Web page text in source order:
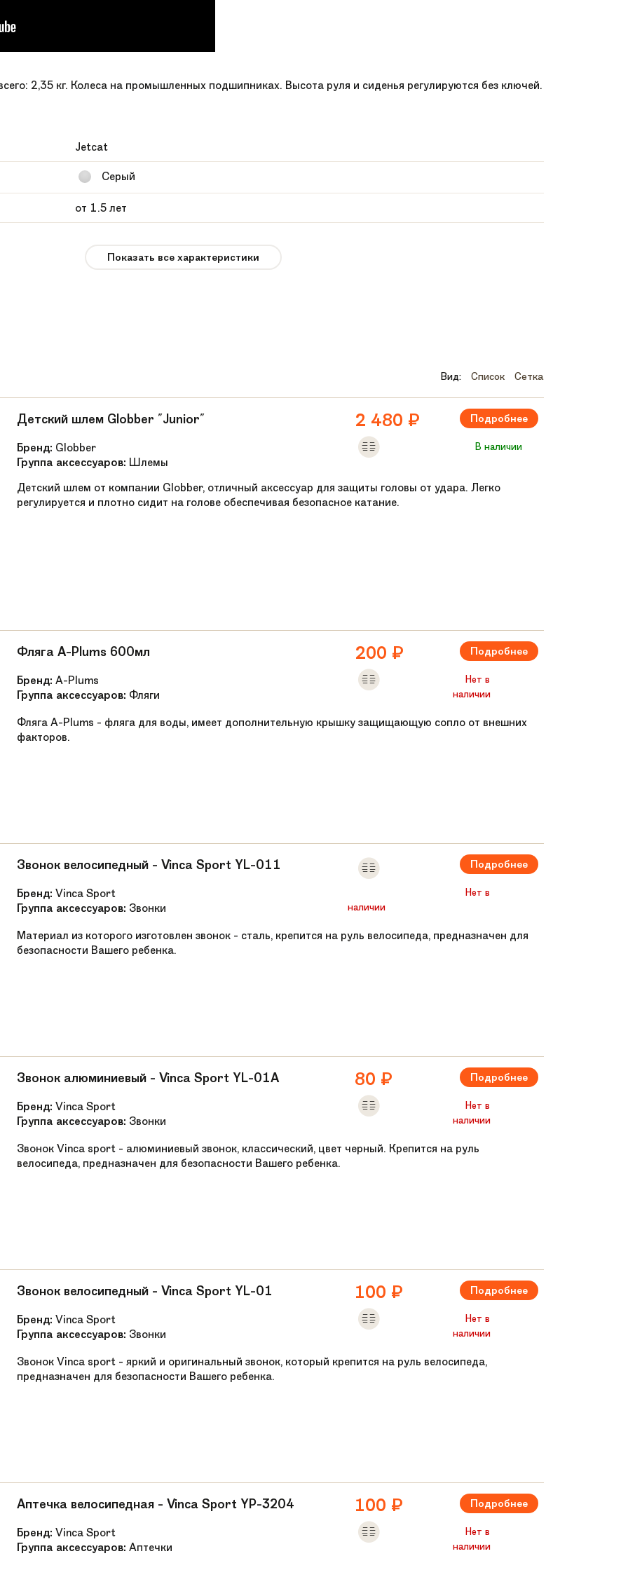
2,35 кг. Колеса на промышленных подшипниках. Высота руля и сиденья регулируются без ключей.
Jetcat
Серый
от 1.5 лет
35 кг
от 30 до 40 см
OneSize
Пластиковая накладка на подножку, удленнитель седла и насос.
от 50 до 60 см
от 90 см
Показать все характеристики
Вид: Список Сетка
Детский шлем Globber "Junior"
Бренд: Globber
Группа аксессуаров: Шлемы
2 480 ₽ Подробнее
В наличии
Детский шлем от компании Globber, отличный аксессуар для защиты головы от удара. Легко
регулируется и плотно сидит на голове обеспечивая безопасное катание.
Фляга A-Plums 600мл
Бренд: A-Plums
Группа аксессуаров: Фляги
200 ₽ Подробнее
Нет в
наличии
Фляга A-Plums - фляга для воды, имеет дополнительную крышку защищающую сопло от внешних
факторов.
Звонок велосипедный - Vinca Sport YL-011
Бренд: Vinca Sport
Группа аксессуаров: Звонки
Подробнее
Нет в
наличии
Материал из которого изготовлен звонок - сталь, крепится на руль велосипеда, предназначен для
безопасности Вашего ребенка.
Звонок алюминиевый - Vinca Sport YL-01A
Бренд: Vinca Sport
Группа аксессуаров: Звонки
80 ₽ Подробнее
Нет в
наличии
Звонок Vinca sport - алюминиевый звонок, классический, цвет черный. Крепится на руль
велосипеда, предназначен для безопасности Вашего ребенка.
Звонок велосипедный - Vinca Sport YL-01
Бренд: Vinca Sport
Группа аксессуаров: Звонки
100 ₽ Подробнее
Нет в
наличии
Звонок Vinca sport - яркий и оригинальный звонок, который крепится на руль велосипеда,
предназначен для безопасности Вашего ребенка.
Аптечка велосипедная - Vinca Sport YP-3204
Бренд: Vinca Sport
Группа аксессуаров: Аптечки
100 ₽ Подробнее
Нет в
наличии